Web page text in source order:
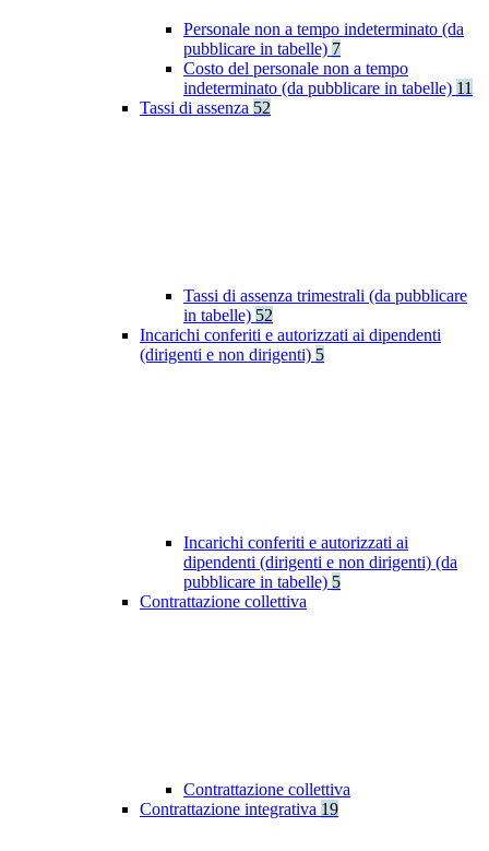
Personale non a tempo indeterminato (da
pubblicare in tabelle) 7
Costo del personale non a tempo
indeterminato (da pubblicare in tabelle) 11
Tassi di assenza 52
Tassi di assenza trimestrali (da pubblicare
in tabelle) 52
Incarichi conferiti e autorizzati ai dipendenti
(dirigenti e non dirigenti) 5
Incarichi conferiti e autorizzati ai
dipendenti (dirigenti e non dirigenti) (da
pubblicare in tabelle) 5
Contrattazione collettiva
Contrattazione collettiva
Contrattazione integrativa 19